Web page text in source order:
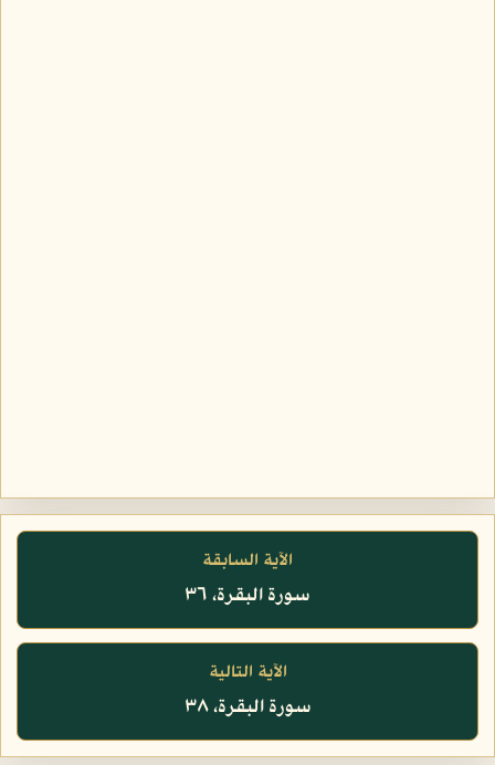
الآية السابقة
سورة البقرة، ٣٦
الآية التالية
سورة البقرة، ٣٨